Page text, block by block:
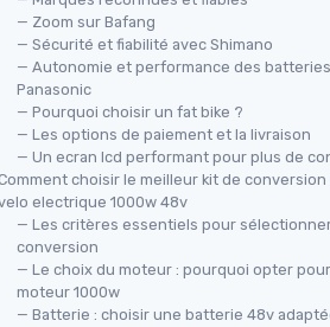
— Zoom sur Bafang
— Sécurité et fiabilité avec Shimano
— Autonomie et performance des batteries
Panasonic
— Pourquoi choisir un fat bike ?
— Les options de paiement et la livraison
— Un ecran lcd performant pour plus de
choisir le meilleur kit de conversion
electrique 1000w 48v
— Les critères essentiels pour
conversion
— Le choix du moteur : pourquoi opter
moteur 1000w
— Batterie : choisir une batterie 48v